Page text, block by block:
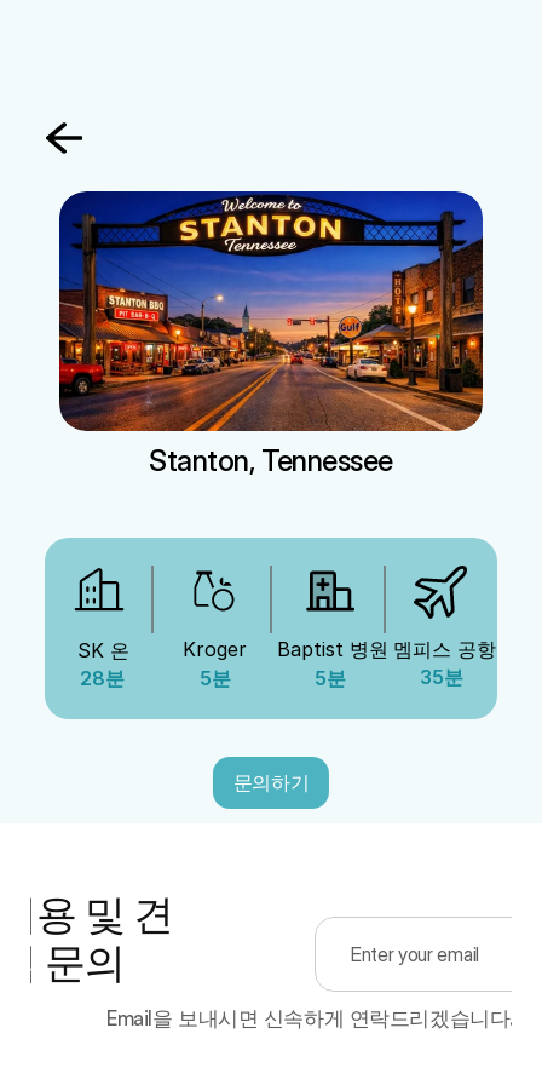
렌터카
전문서비스
Stanton, Tennessee
35분
5분
Baptist 병원
5분
Kroger
SK 온
28분
멤피스 공항
문의하기
용 및 견
문의
Email을 보내시면 신속하게 연락드리겠습니다.